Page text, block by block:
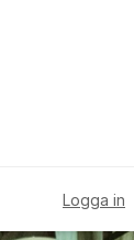
Logga in